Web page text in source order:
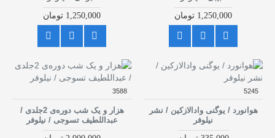
1,250,000 تومان
1,250,000 تومان
5245
هوانورد / یوگنی وادالازکین / نشر
نیلوفر
3588
هزار و یک شب دوره‌ی 2جلدی /
عبداللطیف تسوجی / نیلوفر